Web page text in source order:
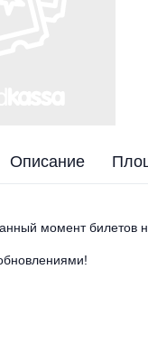
Описание
момент билетов